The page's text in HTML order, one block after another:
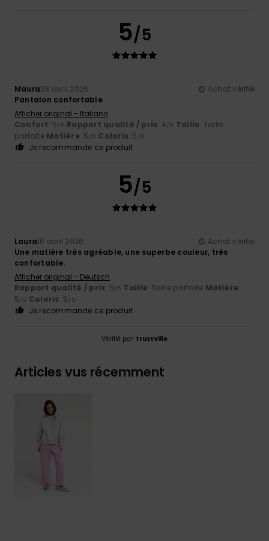
5/5
Maura28 avril 2026
Achat vérifié
Pantalon confortable
Afficher original - Italiano
Confort: 5/5 Rapport qualité / prix: 4/5 Taille: Taille
parfaite Matière: 5 /5 Coloris: 5 /5
Je recommande ce produit
5/5
Laura16 avril 2026
Achat vérifié
Une matière très agréable, une superbe couleur, très
confortable.
Afficher original - Deutsch
Rapport qualité / prix: 5/5 Taille: Taille parfaite Matière:
5/5 Coloris: 5/5
Je recommande ce produit
Vérifié par TrustVille
Articles vus récemment